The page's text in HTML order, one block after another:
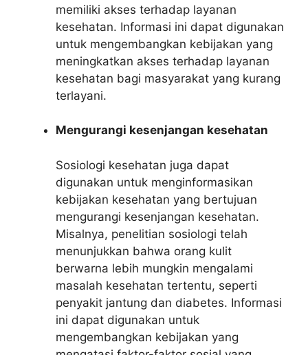
memiliki akses terhadap layanan
kesehatan. Informasi ini dapat digunakan
untuk mengembangkan kebijakan yang
meningkatkan akses terhadap layanan
kesehatan bagi masyarakat yang kurang
terlayani.
Mengurangi kesenjangan kesehatan
Sosiologi kesehatan juga dapat
digunakan untuk menginformasikan
kebijakan kesehatan yang bertujuan
mengurangi kesenjangan kesehatan.
Misalnya, penelitian sosiologi telah
menunjukkan bahwa orang kulit
berwarna lebih mungkin mengalami
masalah kesehatan tertentu, seperti
penyakit jantung dan diabetes. Informasi
ini dapat digunakan untuk
mengembangkan kebijakan yang